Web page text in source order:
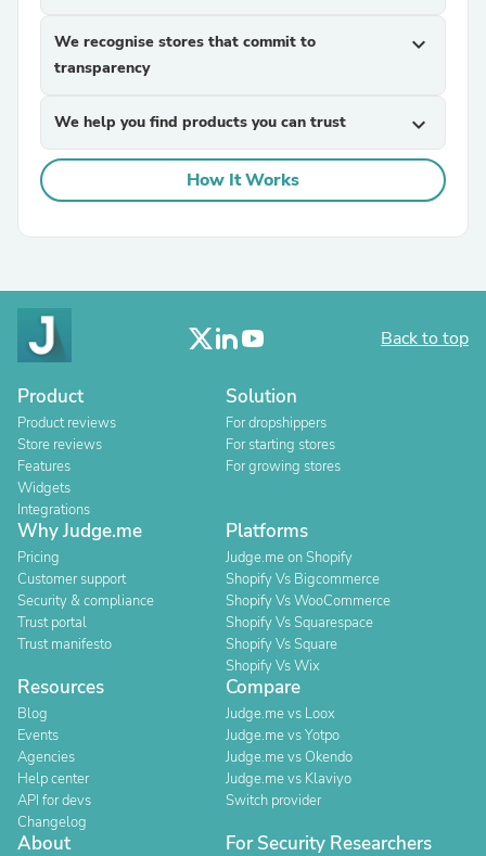
We recognise stores that commit to
transparency
expand_more
We help you find products you can trust expand_more
How It Works
Back to top
Product
Product reviews
Store reviews
Features
Widgets
Integrations
Solution
For dropshippers
For starting stores
For growing stores
Why Judge.me
Pricing
Customer support
Security & compliance
Trust portal
Trust manifesto
Platforms
Judge.me on Shopify
Shopify Vs Bigcommerce
Shopify Vs WooCommerce
Shopify Vs Squarespace
Shopify Vs Square
Shopify Vs Wix
Resources
Blog
Events
Agencies
Help center
API for devs
Changelog
Compare
Judge.me vs Loox
Judge.me vs Yotpo
Judge.me vs Okendo
Judge.me vs Klaviyo
Switch provider
About For Security Researchers